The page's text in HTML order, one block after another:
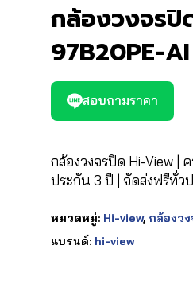
กล้องวงจรปิ
97B20PE-
สอบถามราคา
กล้องวงจรปิด Hi-View |
ประกัน 3 ปี | จัดส่งฟรีทั่ว
หมวดหมู่: Hi-view, กล้องว
แบรนด์: hi-view